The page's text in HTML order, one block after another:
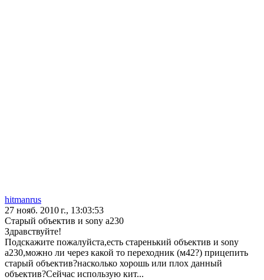
hitmanrus
27 нояб. 2010 г., 13:03:53
Старый объектив и sony a230
Здравствуйте!
Подскажите пожалуйста,есть старенький объектив и sony
a230,можно ли через какой то переходник (м42?) прицепить
старый объектив?насколько хорошь или плох данный
объектив?Сейчас использую кит...